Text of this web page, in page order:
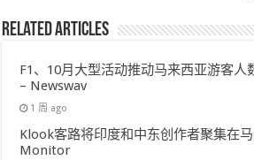
Related Articles
F1、10月大型活动推动马来西亚游客人
– Newswav
1 周 ago
Klook客路将印度和中东创作者聚集在
Monitor